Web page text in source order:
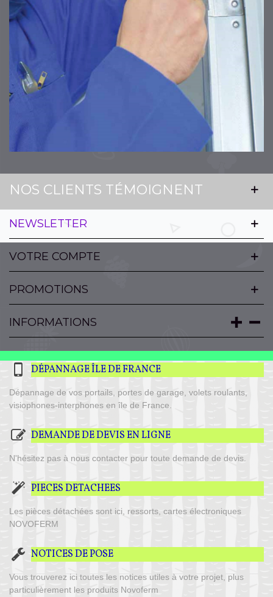
NOS CLIENTS TÉMOIGNENT
NEWSLETTER
VOTRE COMPTE
PROMOTIONS
INFORMATIONS
DÉPANNAGE ÎLE DE FRANCE
Dépannage de vos portails, portes de garage, volets roulants,
visiophones-interphones en île de France.
DEMANDE DE DEVIS EN LIGNE
N'hésitez pas à nous contacter pour toute demande de devis.
PIECES DETACHEES
Les pièces détachées sont ici, ressorts, cartes électroniques
NOVOFERM
NOTICES DE POSE
Vous trouverez ici toutes les notices utiles à votre projet, plus
particulièrement les produits Novoferm